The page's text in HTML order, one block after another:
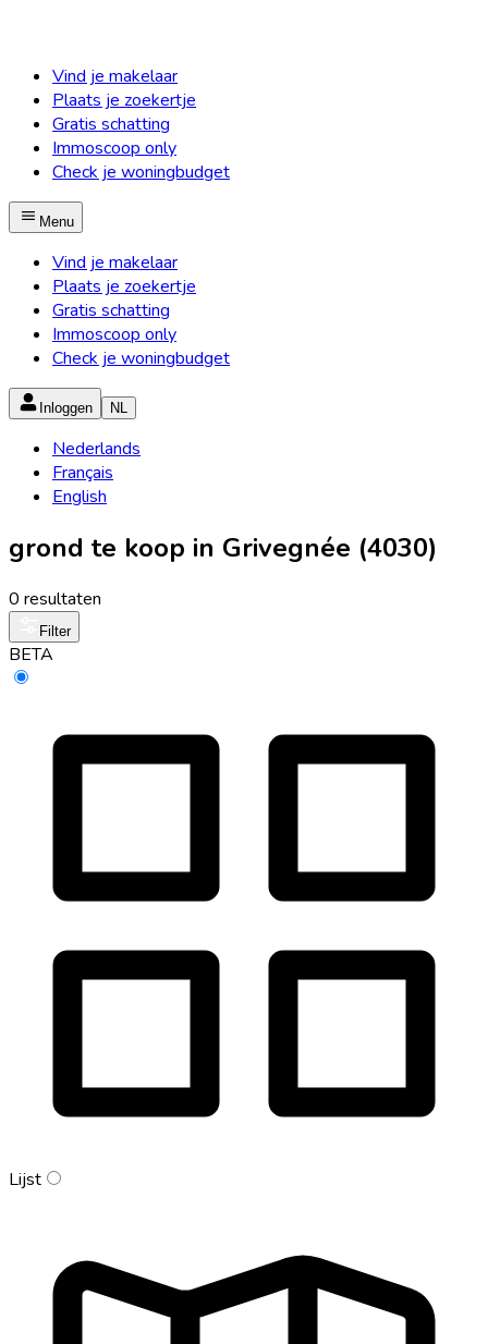
Vind je makelaar
Plaats je zoekertje
Gratis schatting
Immoscoop only
Check je woningbudget
Menu
Vind je makelaar
Plaats je zoekertje
Gratis schatting
Immoscoop only
Check je woningbudget
Inloggen NL
Nederlands
Français
English
grond te koop in Grivegnée (4030)
0 resultaten
Filter
BETA
Lijst